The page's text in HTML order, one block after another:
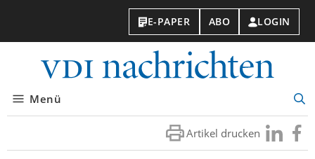
E-PAPER ABO LOGIN
Menü
Artikel drucken Besuchen
Sie
Sie